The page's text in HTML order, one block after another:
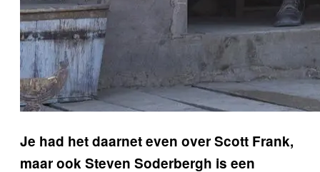
Je had het daarnet even over Scott Frank,
maar ook Steven Soderbergh is een